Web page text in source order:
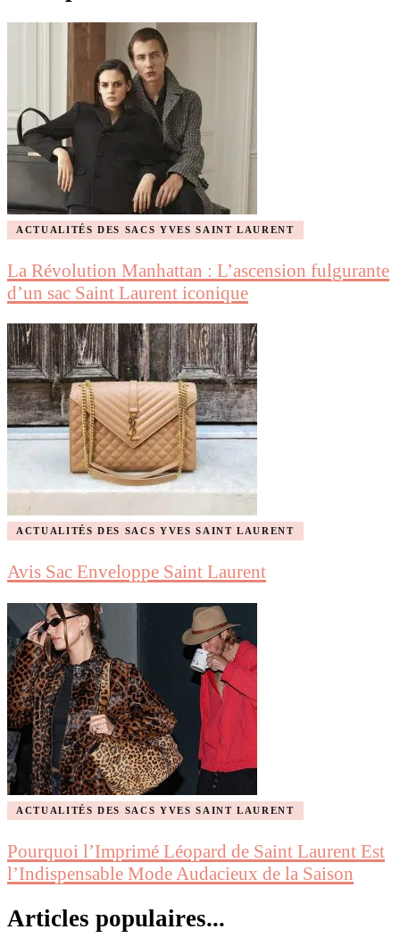
ACTUALITÉS DES SACS YVES SAINT LAURENT
La Révolution Manhattan : L’ascension fulgurante
d’un sac Saint Laurent iconique
ACTUALITÉS DES SACS YVES SAINT LAURENT
Avis Sac Enveloppe Saint Laurent
ACTUALITÉS DES SACS YVES SAINT LAURENT
Pourquoi l’Imprimé Léopard de Saint Laurent Est
l’Indispensable Mode Audacieux de la Saison
Articles populaires...